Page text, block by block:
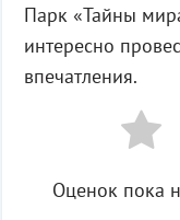
Парк «Тайны
интересно
впечатления.
Оценок пока